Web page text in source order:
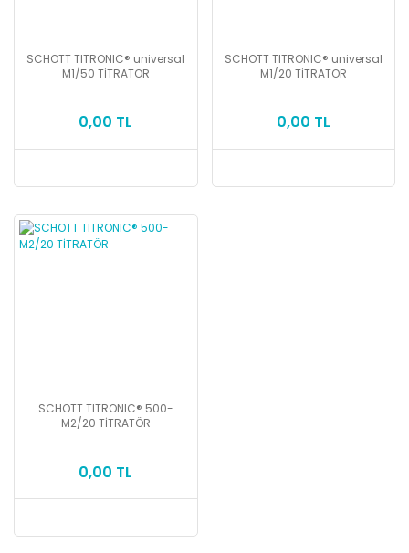
SCHOTT TITRONIC® universal
M1/50 TİTRATÖR
0,00 TL
SCHOTT TITRONIC® universal
M1/20 TİTRATÖR
0,00 TL
SCHOTT TITRONIC® 500-
M2/20 TİTRATÖR
0,00 TL